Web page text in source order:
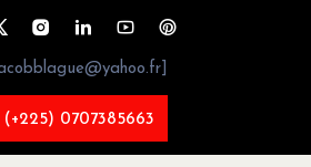
(+225) 0707385663